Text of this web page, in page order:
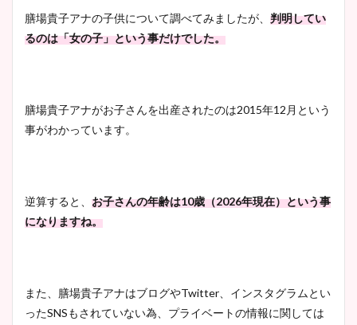
宇賀神メグアナのニット画像
膳場貴子アナの子供について調べてみましたが、 判明してい
るのは「女の子」という事だけでした。
膳場貴子アナがお子さんを出産されたのは2015年12月という
事がわかっています。
逆算すると、 お子さんの年齢は10歳（2026年現在）という事
になりますね。
また、膳場貴子アナはブログやTwitter、インスタグラムとい
ったSNSもされていない為、プライベートの情報に関しては